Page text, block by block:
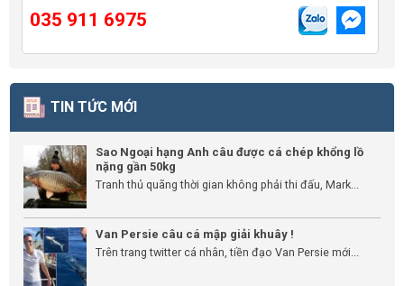
035 911 6975
TIN TỨC MỚI
Sao Ngoại hạng Anh câu được cá chép khổng lồ
nặng gần 50kg
Tranh thủ quãng thời gian không phải thi đấu, Mark...
Van Persie câu cá mập giải khuây !
Trên trang twitter cá nhân, tiền đạo Van Persie mới...